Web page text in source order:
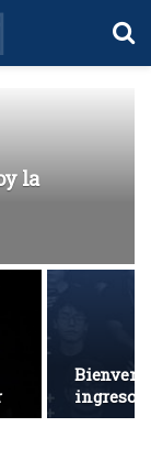
la
ingreso